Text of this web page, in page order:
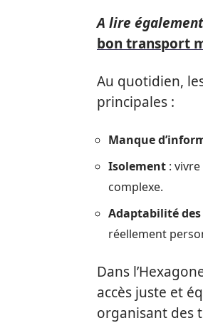
A lire
bon transport
Au quotidien,
principales :
Manque
Isolement :
complexe.
Adaptabilité
réellement
Dans
accès juste et
organisant des